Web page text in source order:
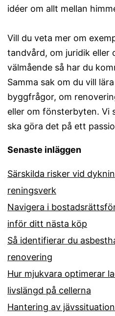
idéer om allt mellan
Vill du veta mer om
tandvård, om juridik eller
välmående så har du
Samma sak om du vill
byggfrågor, om
eller om fönsterbyten. Vi
ska göra det på ett
Senaste inläggen
Särskilda risker vid
reningsverk
Navigera i
inför ditt nästa köp
Så identifierar du
renovering
Hur mjukvara optimerar
livslängd på cellerna
Hantering av